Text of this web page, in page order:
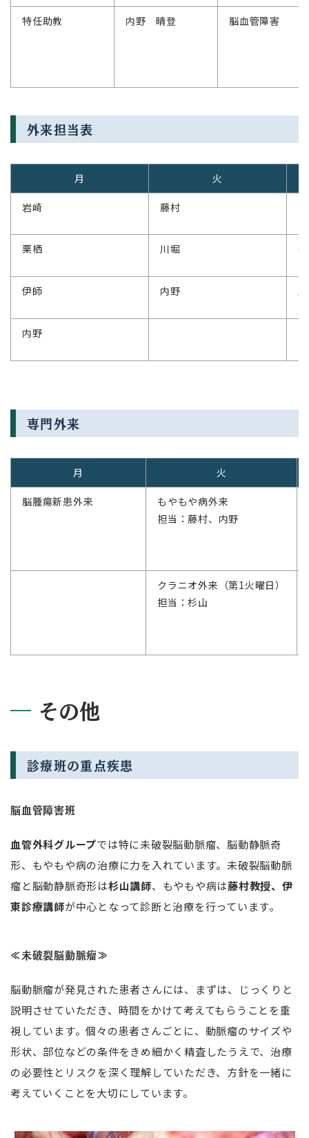
特任助教 内野 晴登 脳血管障害
外来担当表
月 火
岩崎 藤村
栗栖 川堀
伊師 内野
内野
専門外来
月 火
脳腫瘍新患外来
もやもや病外来
担当：藤村、内野
クラニオ外来（第1火曜日）
担当：杉山
その他
診療班の重点疾患
脳血管障害班
血管外科グループでは特に未破裂脳動脈瘤、脳動静脈奇
形、もやもや病の治療に力を入れています。未破裂脳動脈
瘤と脳動静脈奇形は杉山講師、もやもや病は藤村教授、伊
東診療講師が中心となって診断と治療を行っています。
≪未破裂脳動脈瘤≫
脳動脈瘤が発見された患者さんには、まずは、じっくりと
説明させていただき、時間をかけて考えてもらうことを重
視しています。個々の患者さんごとに、動脈瘤のサイズや
形状、部位などの条件をきめ細かく精査したうえで、治療
の必要性とリスクを深く理解していただき、方針を一緒に
考えていくことを大切にしています。